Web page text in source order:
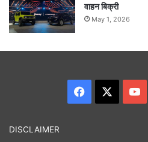
वाहन बिक्री
May 1, 2026
Facebook
DISCLAIMER